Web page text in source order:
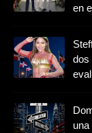
en
dos